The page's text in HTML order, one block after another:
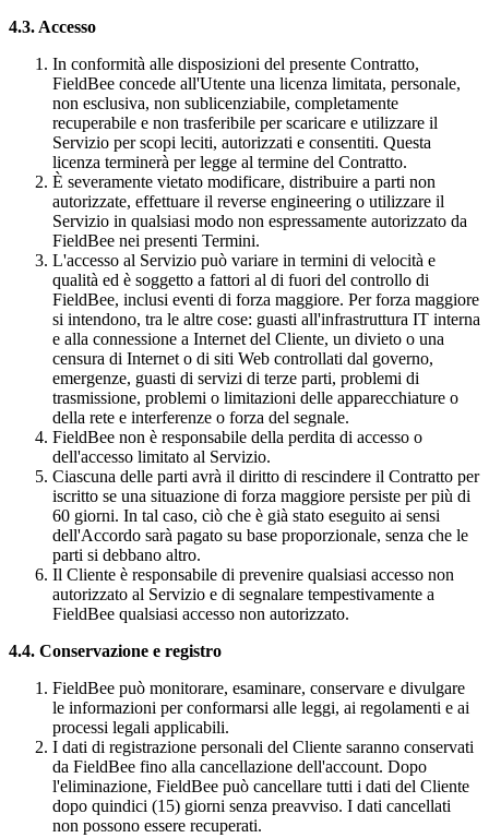
4.3. Accesso
In conformità alle disposizioni del presente Contratto,
FieldBee concede all'Utente una licenza limitata, personale,
non esclusiva, non sublicenziabile, completamente
recuperabile e non trasferibile per scaricare e utilizzare il
Servizio per scopi leciti, autorizzati e consentiti. Questa
licenza terminerà per legge al termine del Contratto.
È severamente vietato modificare, distribuire a parti non
autorizzate, effettuare il reverse engineering o utilizzare il
Servizio in qualsiasi modo non espressamente autorizzato da
FieldBee nei presenti Termini.
L'accesso al Servizio può variare in termini di velocità e
qualità ed è soggetto a fattori al di fuori del controllo di
FieldBee, inclusi eventi di forza maggiore. Per forza maggiore
si intendono, tra le altre cose: guasti all'infrastruttura IT interna
e alla connessione a Internet del Cliente, un divieto o una
censura di Internet o di siti Web controllati dal governo,
emergenze, guasti di servizi di terze parti, problemi di
trasmissione, problemi o limitazioni delle apparecchiature o
della rete e interferenze o forza del segnale.
FieldBee non è responsabile della perdita di accesso o
dell'accesso limitato al Servizio.
Ciascuna delle parti avrà il diritto di rescindere il Contratto per
iscritto se una situazione di forza maggiore persiste per più di
60 giorni. In tal caso, ciò che è già stato eseguito ai sensi
dell'Accordo sarà pagato su base proporzionale, senza che le
parti si debbano altro.
Il Cliente è responsabile di prevenire qualsiasi accesso non
autorizzato al Servizio e di segnalare tempestivamente a
FieldBee qualsiasi accesso non autorizzato.
4.4. Conservazione e registro
FieldBee può monitorare, esaminare, conservare e divulgare
le informazioni per conformarsi alle leggi, ai regolamenti e ai
processi legali applicabili.
I dati di registrazione personali del Cliente saranno conservati
da FieldBee fino alla cancellazione dell'account. Dopo
l'eliminazione, FieldBee può cancellare tutti i dati del Cliente
dopo quindici (15) giorni senza preavviso. I dati cancellati
non possono essere recuperati.